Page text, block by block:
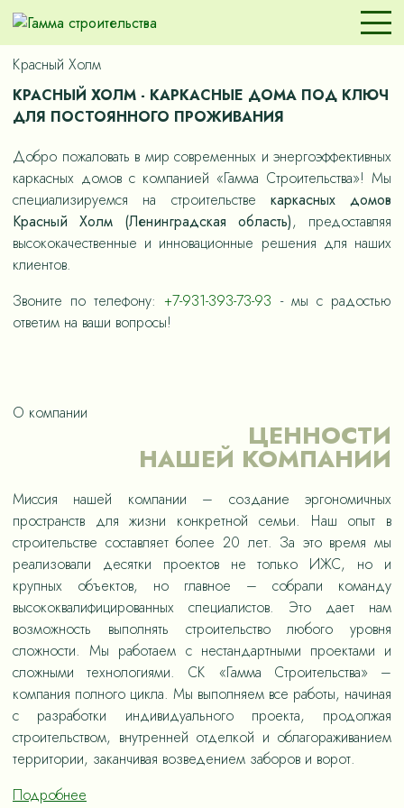
Красный Холм
КРАСНЫЙ ХОЛМ - КАРКАСНЫЕ ДОМА ПОД КЛЮЧ
ДЛЯ ПОСТОЯННОГО ПРОЖИВАНИЯ
Добро пожаловать в мир современных и энергоэффективных
каркасных домов с компанией «Гамма Строительства»! Мы
специализируемся на строительстве каркасных домов
Красный Холм (Ленинградская область), предоставляя
высококачественные и инновационные решения для наших
клиентов.
Звоните по телефону:+7-931-393-73-93 - мы с радостью
ответим на ваши вопросы!
О компании
ЦЕННОСТИ
НАШЕЙ КОМПАНИИ
Миссия нашей компании – создание эргономичных
пространств для жизни конкретной семьи. Наш опыт в
строительстве составляет более 20 лет. За это время мы
реализовали десятки проектов не только ИЖС, но и
крупных объектов, но главное – собрали команду
высококвалифицированных специалистов. Это дает нам
возможность выполнять строительство любого уровня
сложности. Мы работаем с нестандартными проектами и
сложными технологиями. СК «Гамма Строительства» –
компания полного цикла. Мы выполняем все работы, начиная
с разработки индивидуального проекта, продолжая
строительством, внутренней отделкой и облагораживанием
территории, заканчивая возведением заборов и ворот.
Подробнее